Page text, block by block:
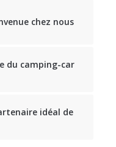
chez nous
du camping-car
idéal de